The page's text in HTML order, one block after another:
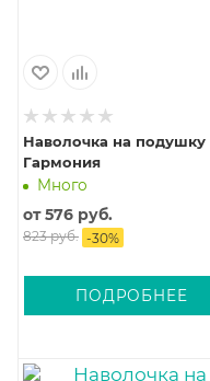
Наволочка на подушку
Гармония
Много
от576 руб.
823 руб. -30%
ПОДРОБНЕЕ